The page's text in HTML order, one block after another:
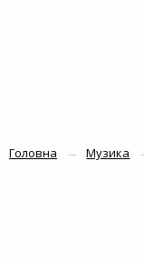
Головна Музика